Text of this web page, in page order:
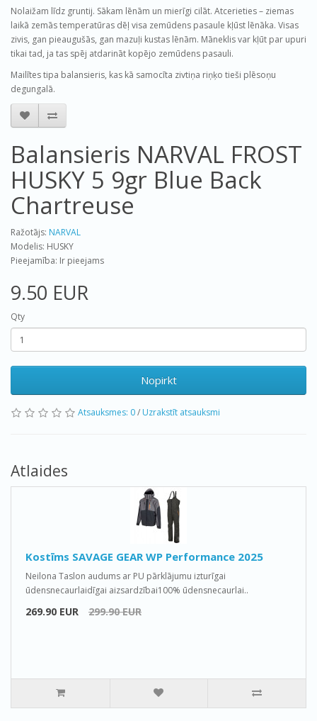
Nolaižam līdz gruntij. Sākam lēnām un mierīgi cilāt. Atcerieties – ziemas
laikā zemās temperatūras dēļ visa zemūdens pasaule kļūst lēnāka. Visas
zivis, gan pieaugušās, gan mazuļi kustas lēnām. Māneklis var kļūt par upuri
tikai tad, ja tas spēj atdarināt kopējo zemūdens pasauli.
Mailītes tipa balansieris, kas kā samocīta zivtiņa riņķo tieši plēsoņu
degungalā.
Balansieris NARVAL FROST
HUSKY 5 9gr Blue Back
Chartreuse
Ražotājs: NARVAL
Modelis: HUSKY
Pieejamība: Ir pieejams
9.50 EUR
Qty
Nopirkt
Atsauksmes: 0/ Uzrakstīt atsauksmi
Atlaides
Kostīms SAVAGE GEAR WP Performance 2025
Neilona Taslon audums ar PU pārklājumu izturīgai
ūdensnecaurlaidīgai aizsardzībai100% ūdensnecaurlai..
269.90 EUR 299.90 EUR